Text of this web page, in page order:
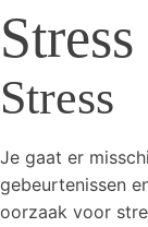
Stress
Je gaat er
gebeurtenissen
oorzaak voor